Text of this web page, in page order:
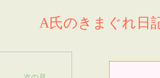
A氏のきまぐれ日